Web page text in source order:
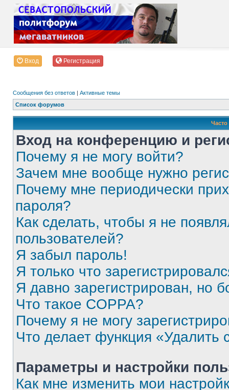
Вход Регистрация
Сообщения без ответов | Активные темы
Список форумов
Вход на конференцию и
Почему я не могу войти?
Зачем мне вообще нужно
Почему мне периодически
пароля?
Как сделать, чтобы я не
пользователей?
Я забыл пароль!
Я только что
Я давно зарегистрирован, но
Что такое COPPA?
Почему я не могу
Что делает функция «Удалить
Параметры и настройки
Как мне изменить мои